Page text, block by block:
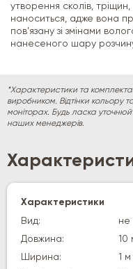
утворення сколів,
наноситься, адже вона
пов'язану зі змінами
нанесеного шару
*Характеристики та
виробником. Відтінки кольору
моніторах. Будь ласка
наших менеджерів.
Характеристики
Вид:
не
Довжина:
10
Ширина:
1 м